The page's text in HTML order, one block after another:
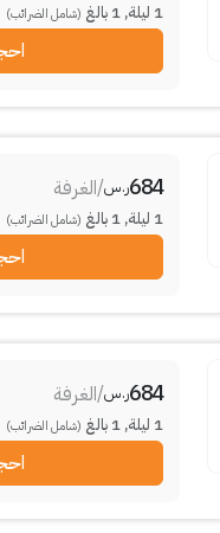
1 ليلة,
1 بالغ (شامل الضرائب)
684ر.س/الغرفة
1 ليلة,
1 بالغ (شامل الضرائب)
684ر.س/الغرفة
1 ليلة,
1 بالغ (شامل الضرائب)